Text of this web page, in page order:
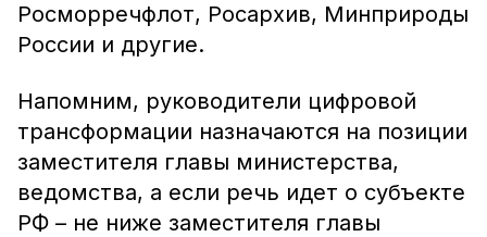
Росморречфлот, Росархив, Минприроды
России и другие.
Напомним, руководители цифровой
трансформации назначаются на позиции
заместителя главы министерства,
ведомства, а если речь идет о субъекте
РФ – не ниже заместителя главы